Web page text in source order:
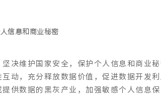
信息和商业秘密
坚决维护国家安全，保护个人信息和商业
动，充分释放数据价值，促进数据开发
供数据的黑灰产业，加强敏感个人信息保